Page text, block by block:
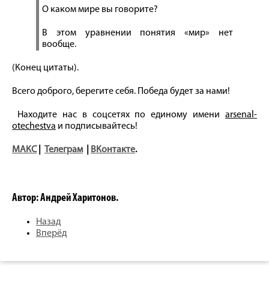
О каком мире вы говорите?
В этом уравнении понятия «мир» нет
вообще.
(Конец цитаты).
Всего доброго, берегите себя. Победа будет за нами!
Находите нас в соцсетях по единому имени arsenal-
otechestva и подписывайтесь!
МАКС| Телеграм| ВКонтакте.
Автор: Андрей Харитонов.
Назад
Вперёд